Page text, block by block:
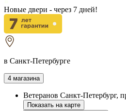
Новые двери - через 7 дней!
в Санкт-Петербурге
4 магазина
Ветеранов Санкт-Петербург,
Показать на карте